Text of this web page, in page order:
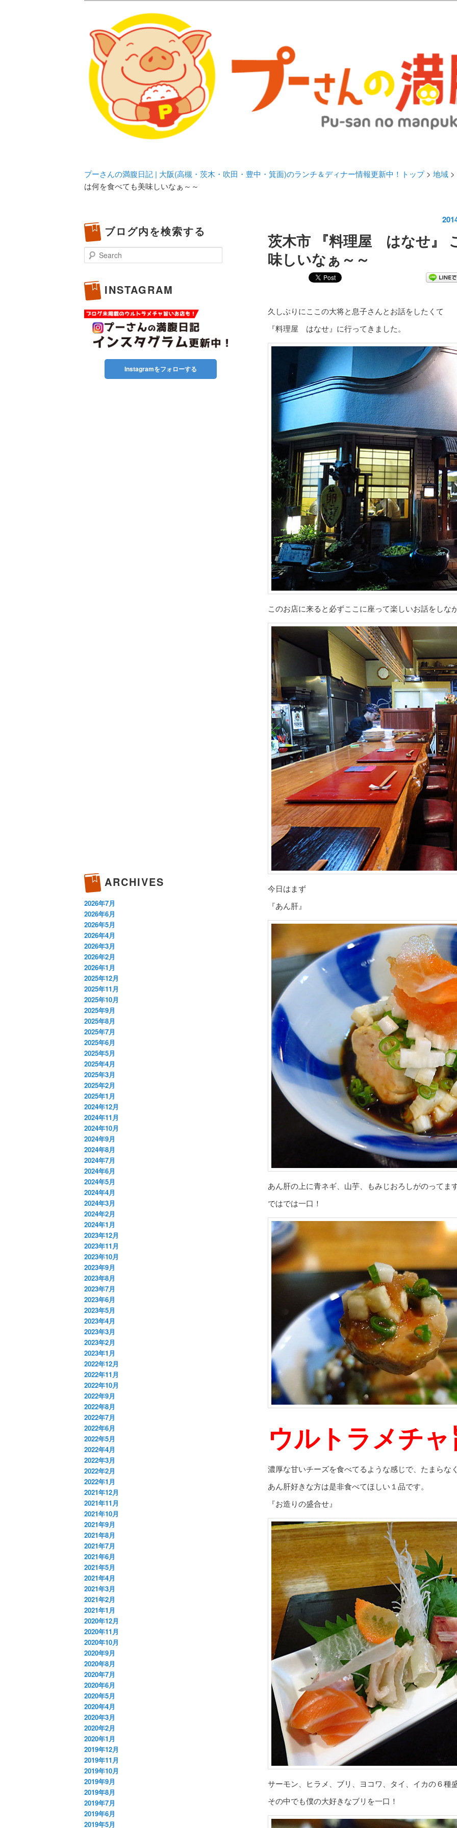
プーさんの満腹日記 | 大阪(高槻・茨木・吹田・
豊中・箕面)のランチ＆ディナー情報更新中！
化してます。
プーさんの満腹日記 | 大阪(高槻・茨木・吹田・豊中・箕面)のランチ＆ディナー情報更新中！トップ> 地域>
は何を食べても美味しいなぁ～～
茨木市 『料理屋 はなせ』
味しいなぁ～～
久しぶりにここの大将と息子さんとお話をしたくて
『料理屋 はなせ』に行ってきました。
このお店に来ると必ずここに座って楽しいお話をしな
今日はまず
『あん肝』
あん肝の上に青ネギ、山芋、もみじおろしがのってま
ではでは一口！
ウルトラメチ
濃厚な甘いチーズを食べてるような感じで、たまらな
あん肝好きな方は是非食べてほしい１品です。
『お造りの盛合せ』
サーモン、ヒラメ、ブリ、ヨコワ、タイ、イカの６種
その中でも僕の大好きなブリを一口！
ブログ内を検索する
Search
INSTAGRAM
Instagramをフォローする
ARCHIVES
2026年7月
2026年6月
2026年5月
2026年4月
2026年3月
2026年2月
2026年1月
2025年12月
2025年11月
2025年10月
2025年9月
2025年8月
2025年7月
2025年6月
2025年5月
2025年4月
2025年3月
2025年2月
2025年1月
2024年12月
2024年11月
2024年10月
2024年9月
2024年8月
2024年7月
2024年6月
2024年5月
2024年4月
2024年3月
2024年2月
2024年1月
2023年12月
2023年11月
2023年10月
2023年9月
2023年8月
2023年7月
2023年6月
2023年5月
2023年4月
2023年3月
2023年2月
2023年1月
2022年12月
2022年11月
2022年10月
2022年9月
2022年8月
2022年7月
2022年6月
2022年5月
2022年4月
2022年3月
2022年2月
2022年1月
2021年12月
2021年11月
2021年10月
2021年9月
2021年8月
2021年7月
2021年6月
2021年5月
2021年4月
2021年3月
2021年2月
2021年1月
2020年12月
2020年11月
2020年10月
2020年9月
2020年8月
2020年7月
2020年6月
2020年5月
2020年4月
2020年3月
2020年2月
2020年1月
2019年12月
2019年11月
2019年10月
2019年9月
2019年8月
2019年7月
2019年6月
2019年5月